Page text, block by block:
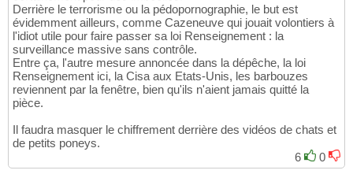
Derrière le terrorisme ou la pédopornographie, le but est
évidemment ailleurs, comme Cazeneuve qui jouait volontiers à
l'idiot utile pour faire passer sa loi Renseignement : la
surveillance massive sans contrôle.
Entre ça, l'autre mesure annoncée dans la dépêche, la loi
Renseignement ici, la Cisa aux Etats-Unis, les barbouzes
reviennent par la fenêtre, bien qu'ils n'aient jamais quitté la
pièce.
Il faudra masquer le chiffrement derrière des vidéos de chats et
de petits poneys.
6
0